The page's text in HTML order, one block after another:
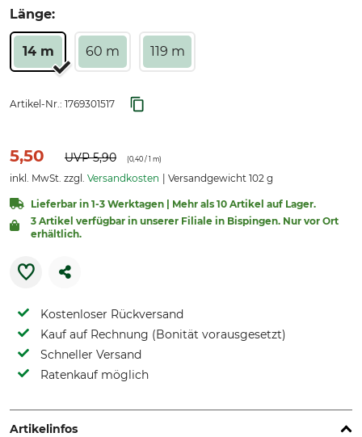
Länge:
14 m 60 m 119 m
Artikel-Nr.: 1769301517
5,50 UVP5,90 (0,40 / 1 m)
inkl. MwSt. zzgl. Versandkosten Versandgewicht 102 g
Lieferbar in 1-3 Werktagen | Mehr als 10 Artikel auf Lager.
3 Artikel verfügbar in unserer Filiale in Bispingen. Nur vor Ort
erhältlich.
Kostenloser Rückversand
Kauf auf Rechnung (Bonität vorausgesetzt)
Schneller Versand
Ratenkauf möglich
Artikelinfos